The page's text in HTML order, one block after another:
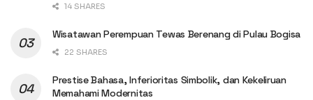
14 SHARES
Wisatawan Perempuan Tewas Berenang di Pulau Bogisa
22 SHARES
Prestise Bahasa, Inferioritas Simbolik, dan Kekeliruan
Memahami Modernitas